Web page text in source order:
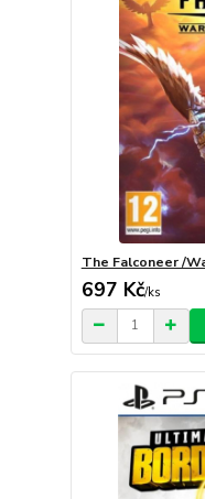
The Falconeer /
697 Kč/ks